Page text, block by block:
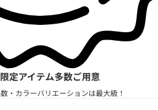
定アイテム多数ご用意
・カラーバリエーションは最大級！